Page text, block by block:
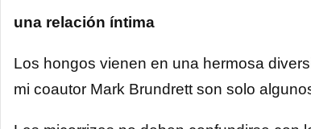
una relación íntima
Los hongos vienen en una hermosa
mi coautor Mark Brundrett son solo